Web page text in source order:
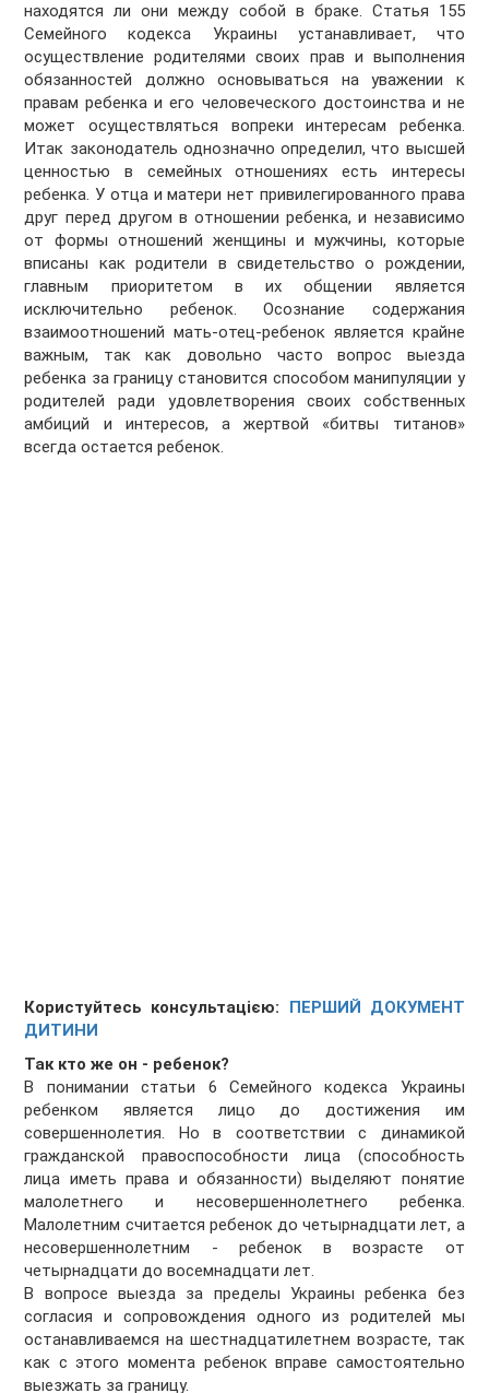
находятся ли они между собой в браке. Статья 155
Семейного кодекса Украины устанавливает, что
осуществление родителями своих прав и выполнения
обязанностей должно основываться на уважении к
правам ребенка и его человеческого достоинства и не
может осуществляться вопреки интересам ребенка.
Итак законодатель однозначно определил, что высшей
ценностью в семейных отношениях есть интересы
ребенка. У отца и матери нет привилегированного права
друг перед другом в отношении ребенка, и независимо
от формы отношений женщины и мужчины, которые
вписаны как родители в свидетельство о рождении,
главным приоритетом в их общении является
исключительно ребенок. Осознание содержания
взаимоотношений мать-отец-ребенок является крайне
важным, так как довольно часто вопрос выезда
ребенка за границу становится способом манипуляции у
родителей ради удовлетворения своих собственных
амбиций и интересов, а жертвой «битвы титанов»
всегда остается ребенок.
Користуйтесь консультацією: ПЕРШИЙ ДОКУМЕНТ
ДИТИНИ
Так кто же он - ребенок?
В понимании статьи 6 Семейного кодекса Украины
ребенком является лицо до достижения им
совершеннолетия. Но в соответствии с динамикой
гражданской правоспособности лица (способность
лица иметь права и обязанности) выделяют понятие
малолетнего и несовершеннолетнего ребенка.
Малолетним считается ребенок до четырнадцати лет, а
несовершеннолетним - ребенок в возрасте от
четырнадцати до восемнадцати лет.
В вопросе выезда за пределы Украины ребенка без
согласия и сопровождения одного из родителей мы
останавливаемся на шестнадцатилетнем возрасте, так
как с этого момента ребенок вправе самостоятельно
выезжать за границу.